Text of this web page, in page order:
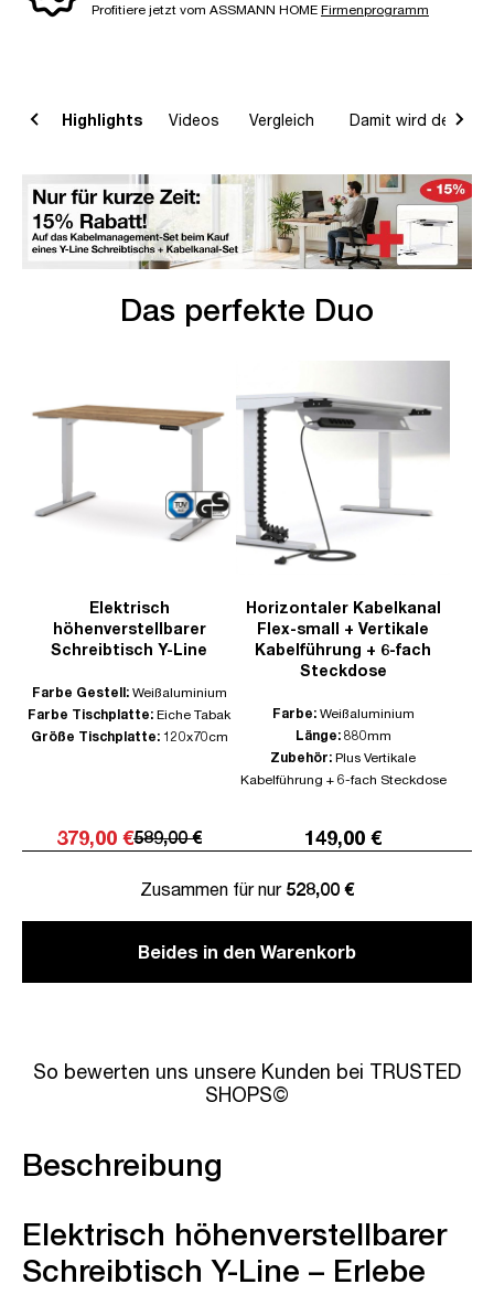
Profitiere jetzt vom ASSMANN HOME Firmenprogramm
Highlights Videos Vergleich Damit wird dein
Das perfekte Duo
Elektrisch
höhenverstellbarer
Schreibtisch Y-Line
Farbe Gestell: Weißaluminium
Farbe Tischplatte: Eiche Tabak
Größe Tischplatte: 120x70cm
379,00 €589,00 €
Horizontaler Kabelkanal
Flex-small + Vertikale
Kabelführung + 6-fach
Steckdose
Farbe: Weißaluminium
Länge: 880mm
Zubehör: Plus Vertikale
Kabelführung + 6-fach Steckdose
149,00 €
Zusammen für nur 528,00 €
Beides in den Warenkorb
So bewerten uns unsere Kunden bei TRUSTED
SHOPS©
Beschreibung
Elektrisch höhenverstellbarer
Schreibtisch Y-Line – Erlebe